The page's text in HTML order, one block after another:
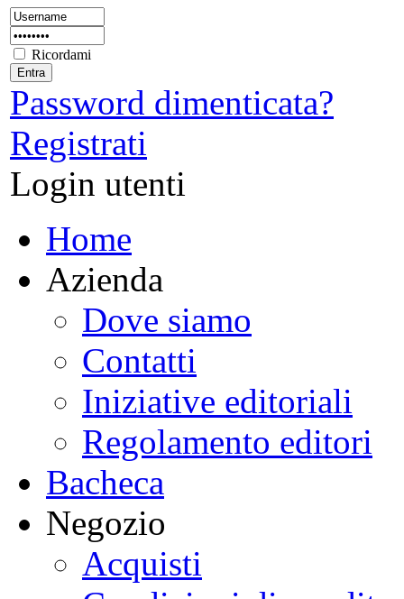
Ricordami
Password dimenticata?
Registrati
Login utenti
Home
Azienda
Dove siamo
Contatti
Iniziative editoriali
Regolamento editori
Bacheca
Negozio
Acquisti